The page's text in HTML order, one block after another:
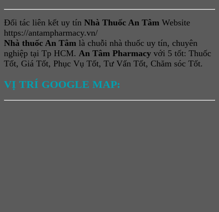
Đối tác liên kết uy tín Nhà Thuốc An Tâm Website
https://antampharmacy.vn/
Nhà thuốc An Tâm là chuỗi nhà thuốc uy tín, chuyên
nghiệp tại Tp HCM. An Tâm Pharmacy với 5 tốt: Thuốc
Tốt, Giá Tốt, Phục Vụ Tốt, Tư Vấn Tốt, Chăm sóc Tốt.
VỊ TRÍ GOOGLE MAP: